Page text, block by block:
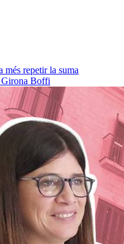
repetir la suma
Boffi